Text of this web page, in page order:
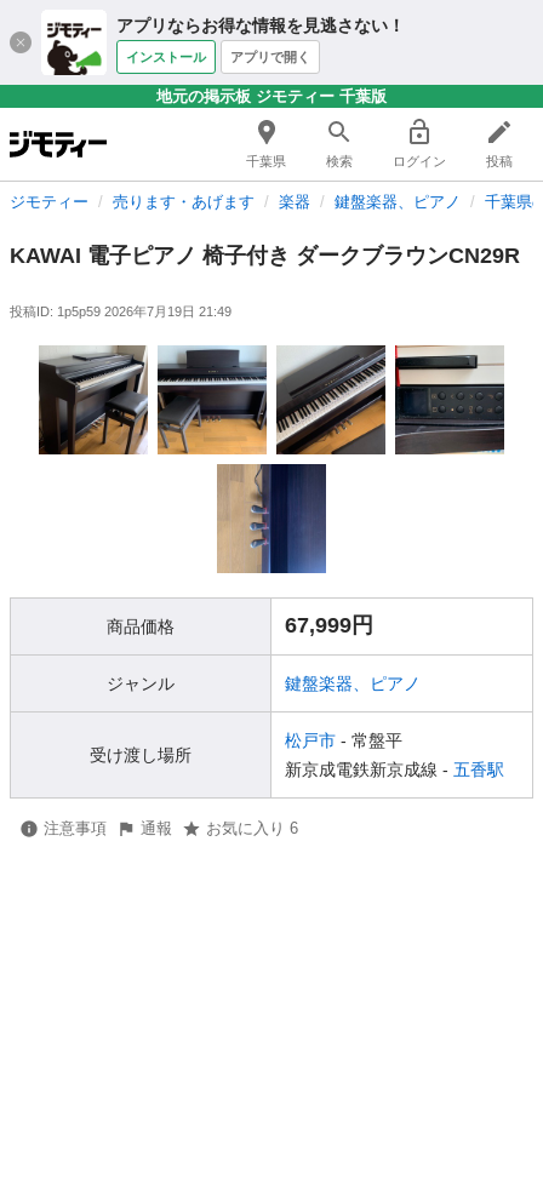
アプリならお得な情報を見逃さない！
インストール アプリで開く
地元の掲示板 ジモティー 千葉版
千葉県 検索 ログイン 投稿
ジモティー 売ります・あげます 楽器 鍵盤楽器、ピアノ 千葉県
KAWAI 電子ピアノ 椅子付き ダークブラウンCN29R
投稿ID: 1p5p59 2026年7月19日 21:49
商品価格 67,999円
ジャンル 鍵盤楽器、ピアノ
受け渡し場所
松戸市 - 常盤平
新京成電鉄新京成線 - 五香駅
注意事項 通報 お気に入り 6